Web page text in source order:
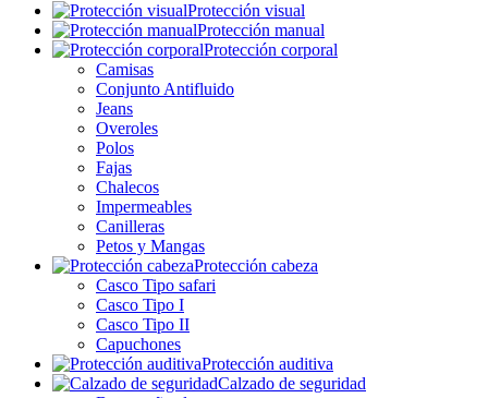
Protección visual
Protección manual
Protección corporal
Camisas
Conjunto Antifluido
Jeans
Overoles
Polos
Fajas
Chalecos
Impermeables
Canilleras
Petos y Mangas
Protección cabeza
Casco Tipo safari
Casco Tipo I
Casco Tipo II
Capuchones
Protección auditiva
Calzado de seguridad